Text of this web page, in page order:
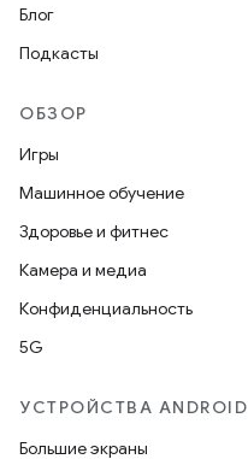
Блог
Подкасты
ОБЗОР
Игры
Машинное обучение
Здоровье и фитнес
Камера и медиа
Конфиденциальность
5G
УСТРОЙСТВА ANDROID
Большие экраны